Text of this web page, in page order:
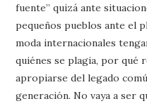
fuente” quizá ante
pequeños pueblos ante el
moda internacionales
quiénes se plagia, por qué
apropiarse del legado
generación. No vaya a ser